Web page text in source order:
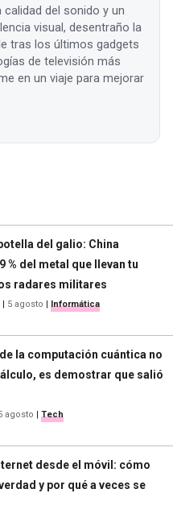
del sonido y un
visual, desentraño la
tras los últimos gadgets
de televisión más
en un viaje para mejorar
del galio: China
% del metal que llevan tu
radares militares
| 5 agosto | Informática
la computación cuántica no
es demostrar que salió
agosto | Tech
desde el móvil: cómo
y por qué a veces se